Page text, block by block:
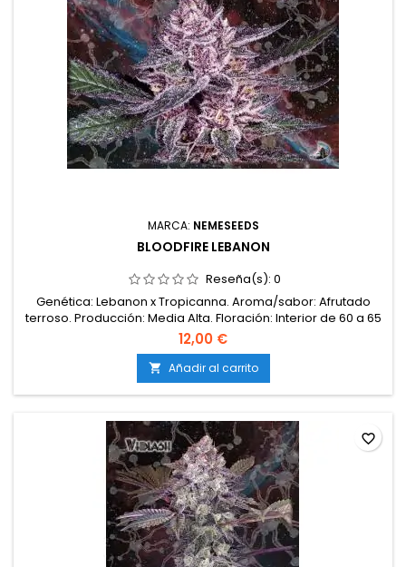
MARCA: NEMESEEDS
BLOODFIRE LEBANON
Reseña(s): 0
Genética: Lebanon x Tropicanna. Aroma/sabor: Afrutado
terroso. Producción: Media Alta. Floración: Interior de 60 a 65
días, Ext. a mediados de Octubre.
12,00 €
 Añadir al carrito
favorite_border